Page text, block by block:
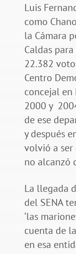
Luis
como
la Cámara
Caldas
22.382
Centro
concejal en
2000 y
de ese
y después
volvió a ser
no alcanzó
La llegada
del SENA
‘las
cuenta de
en esa